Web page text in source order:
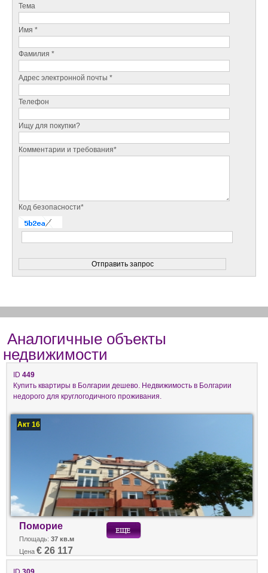
Тема
Имя *
Фамилия *
Адрес электронной почты *
Телефон
Ищу для покупки?
Комментарии и требования*
Код безопасности*
Аналогичные объекты
недвижимости
ID 449
Купить квартиры в Болгарии дешево. Недвижимость в Болгарии
недорого для круглогодичного проживания.
Акт 16
Поморие
Площадь: 37 кв.м
Цена € 26 117
ID 309